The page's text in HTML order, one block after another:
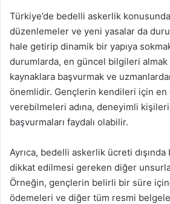
Türkiye’de bedelli askerlik
düzenlemeler ve yeni yasalar da
hale getirip dinamik bir yapıya
durumlarda, en güncel bilgileri almak
kaynaklara başvurmak ve
önemlidir. Gençlerin kendileri için en
verebilmeleri adına, deneyimli
başvurmaları faydalı olabilir.
Ayrıca, bedelli askerlik ücreti
dikkat edilmesi gereken diğer
Örneğin, gençlerin belirli bir süre
ödemeleri ve diğer tüm resmi